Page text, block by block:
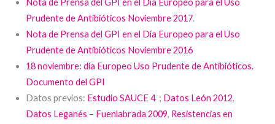
Nota de Prensa del GPI en el Día Europeo para el Uso
Prudente de Antibióticos Noviembre 2017.
Nota de Prensa del GPI en el Día Europeo para el Uso
Prudente de Antibióticos Noviembre 2016
18 noviembre: día Europeo Uso Prudente de Antibióticos.
Documento del GPI
Datos previos: Estudio SAUCE 4; Datos León 2012,
Datos Leganés – Fuenlabrada 2009, Resistencias en